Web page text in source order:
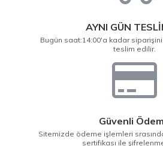
AYNI GÜN
Bugün saat:14:00'a kadar
teslim edilir.
Güvenli
Sitemizde ödeme işlemleri
sertifikası ile